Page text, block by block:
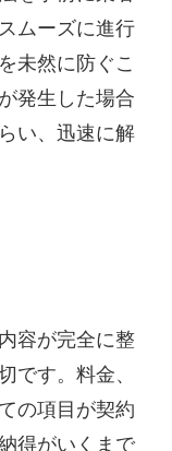
ムーズに進行
未然に防ぐこ
発生した場合
い、迅速に解
容が完全に整
です。料金、
の項目が契約
得がいくまで